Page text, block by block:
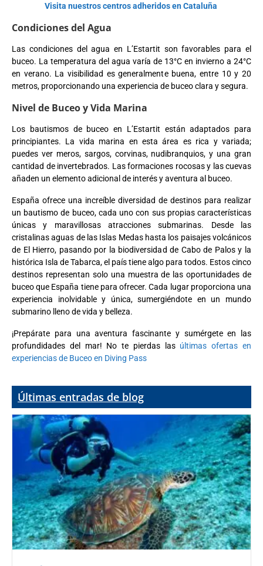
Visita nuestros centros adheridos en Cataluña
Condiciones del Agua
Las condiciones del agua en L’Estartit son favorables para el
buceo. La temperatura del agua varía de 13°C en invierno a 24°C
en verano. La visibilidad es generalmente buena, entre 10 y 20
metros, proporcionando una experiencia de buceo clara y segura.
Nivel de Buceo y Vida Marina
Los bautismos de buceo en L’Estartit están adaptados para
principiantes. La vida marina en esta área es rica y variada;
puedes ver meros, sargos, corvinas, nudibranquios, y una gran
cantidad de invertebrados. Las formaciones rocosas y las cuevas
añaden un elemento adicional de interés y aventura al buceo.
España ofrece una increíble diversidad de destinos para realizar
un bautismo de buceo, cada uno con sus propias características
únicas y maravillosas atracciones submarinas. Desde las
cristalinas aguas de las Islas Medas hasta los paisajes volcánicos
de El Hierro, pasando por la biodiversidad de Cabo de Palos y la
histórica Isla de Tabarca, el país tiene algo para todos. Estos cinco
destinos representan solo una muestra de las oportunidades de
buceo que España tiene para ofrecer. Cada lugar proporciona una
experiencia inolvidable y única, sumergiéndote en un mundo
submarino lleno de vida y belleza.
¡Prepárate para una aventura fascinante y sumérgete en las
profundidades del mar! No te pierdas las últimas ofertas en
experiencias de Buceo en Diving Pass
Últimas entradas de blog